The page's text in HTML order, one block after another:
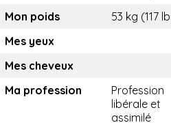
Mon poids
53 kg (117
Mes yeux
Mes cheveux
Ma profession
Profession
libérale et
assimilé